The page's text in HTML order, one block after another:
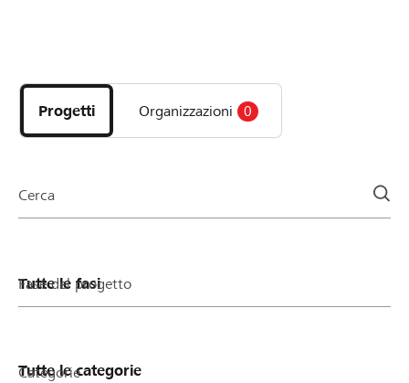
DE FR IT
i
progetti
e
della
Progetti Organizzazioni 0
Cerca
Fase del progetto
Categorie